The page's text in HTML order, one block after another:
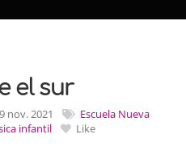
el sur
nov. 2021
Escuela Nueva
infantil
Like